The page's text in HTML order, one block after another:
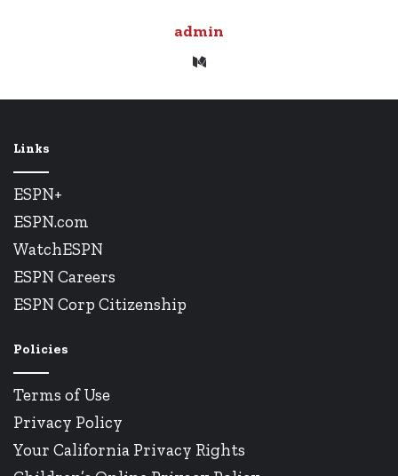
admin
Medium
Links
ESPN+
ESPN.com
WatchESPN
ESPN Careers
ESPN Corp Citizenship
Policies
Terms of Use
Privacy Policy
Your California Privacy Rights